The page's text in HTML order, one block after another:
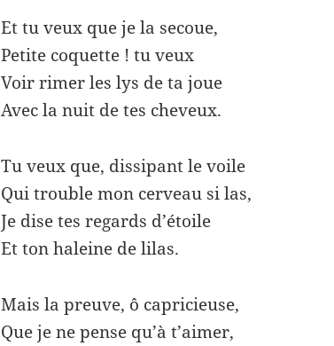
Et tu veux que je la secoue,
Petite coquette ! tu veux
Voir rimer les lys de ta joue
Avec la nuit de tes cheveux.
Tu veux que, dissipant le voile
Qui trouble mon cerveau si las,
Je dise tes regards d’étoile
Et ton haleine de lilas.
Mais la preuve, ô capricieuse,
Que je ne pense qu’à t’aimer,